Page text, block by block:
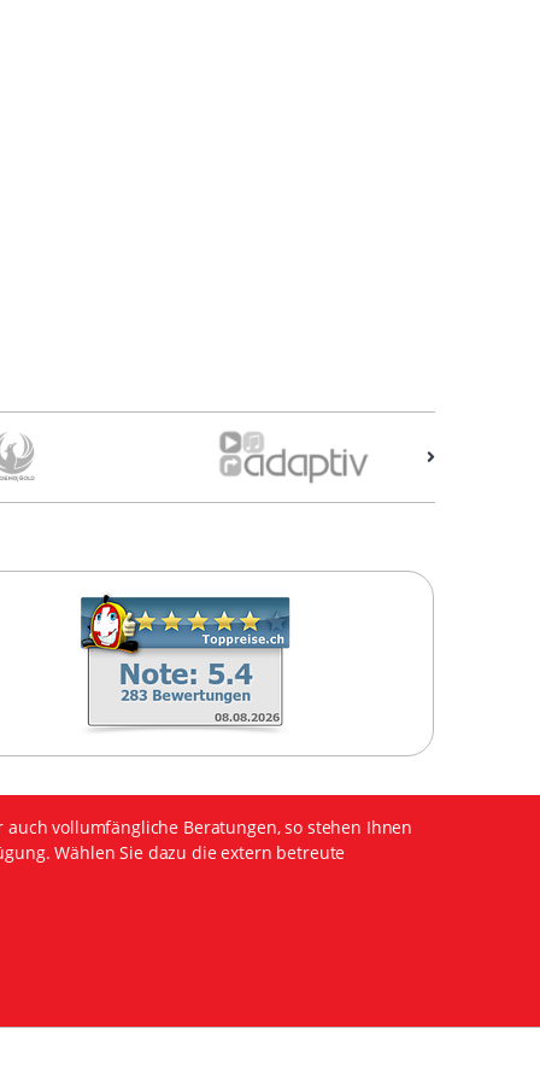
vollumfängliche Beratungen, so stehen Ihnen
Wählen Sie dazu die extern betreute